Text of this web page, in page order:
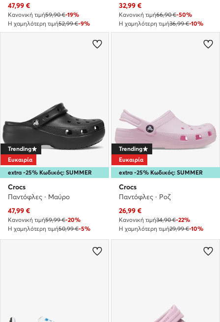
Τρέχουσα τιμή
47,99 €
Κανονική τιμή59,90 €-19%
Η χαμηλότερη τιμή52,99 €-9%
Τρέχουσα τιμή
32,99 €
Κανονική τιμή66,90 €-50%
Η χαμηλότερη τιμή36,99 €-10%
extra -25% Κωδικός: SUMMER
Trending
Ευκαιρία
Crocs
Παντόφλες · Μαύρο
Τρέχουσα τιμή
47,99 €
Κανονική τιμή59,99 €-20%
Η χαμηλότερη τιμή50,99 €-5%
extra -25% Κωδικός: SUMMER
Trending
Ευκαιρία
Crocs
Παντόφλες · Ροζ
Τρέχουσα τιμή
26,99 €
Κανονική τιμή34,90 €-22%
Η χαμηλότερη τιμή29,99 €-10%